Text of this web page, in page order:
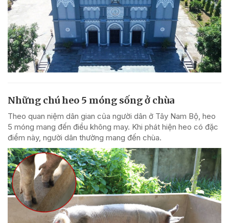
Những chú heo 5 móng sống ở chùa
Theo quan niệm dân gian của người dân ở Tây Nam Bộ, heo
5 móng mang đến điều không may. Khi phát hiện heo có đặc
điểm này, người dân thường mang đến chùa.